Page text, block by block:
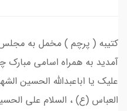
کتیبه ( پرچم ) مخمل به
آمدید به همراه اسامی مبارک
علیک یا اباعبدالله الحسین
العباس (ع) ، السلام علي